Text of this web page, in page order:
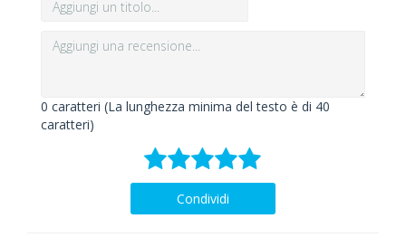
0 caratteri (La lunghezza minima del testo è di 40
caratteri)
Condividi